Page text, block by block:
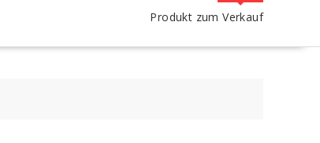
Produkt zum Verkauf